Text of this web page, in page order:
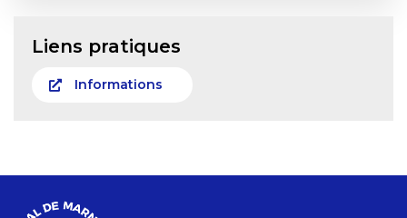
Liens pratiques
Informations